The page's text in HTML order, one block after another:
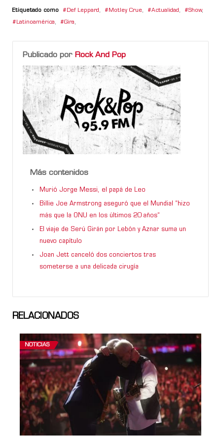
Etiquetado como Def Leppard , Motley Crue, Actualidad , Show,
Latinoamérica, Gira,
Publicado por Rock And Pop
Más contenidos
Murió Jorge Messi, el papá de Leo
Billie Joe Armstrong aseguró que el Mundial “hizo
más que la ONU en los últimos 20 años”
El viaje de Serú Girán por Lebón y Aznar suma un
nuevo capítulo
Joan Jett canceló dos conciertos tras
someterse a una delicada cirugía
RELACIONADOS
NOTICIAS